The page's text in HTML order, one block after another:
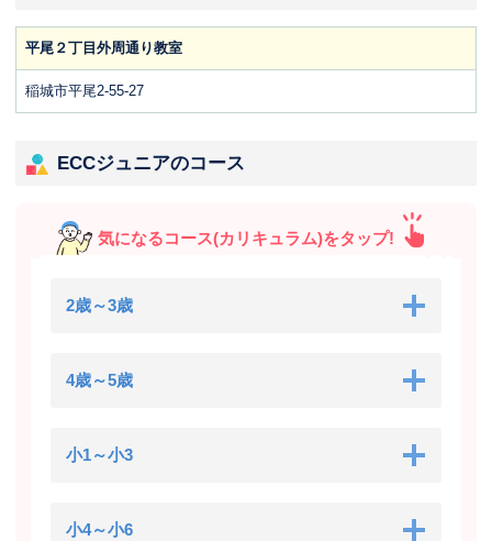
平尾２丁目外周通り教室
稲城市平尾2-55-27
ECCジュニアのコース
気になるコース(カリキュラム)をタップ!
2歳～3歳
4歳～5歳
小1～小3
小4～小6